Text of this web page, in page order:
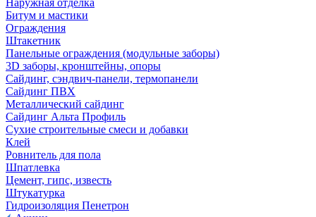
Наружная отделка
Битум и мастики
Ограждения
Штакетник
Панельные ограждения (модульные заборы)
3D заборы, кронштейны, опоры
Cайдинг, сэндвич-панели, термопанели
Сайдинг ПВХ
Металлический сайдинг
Сайдинг Альта Профиль
Сухие строительные смеси и добавки
Клей
Ровнитель для пола
Шпатлевка
Цемент, гипс, известь
Штукатурка
Гидроизоляция Пенетрон